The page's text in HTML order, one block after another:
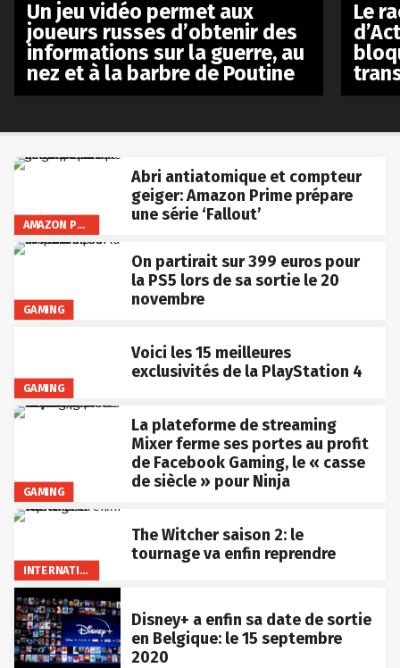
AMAZON PRIME VIDEO
Abri antiatomique et compteur
geiger: Amazon Prime prépare
une série ‘Fallout’
GAMING
On partirait sur 399 euros pour
la PS5 lors de sa sortie le 20
novembre
GAMING
Voici les 15 meilleures
exclusivités de la PlayStation 4
GAMING
La plateforme de streaming
Mixer ferme ses portes au profit
de Facebook Gaming, le « casse
de siècle » pour Ninja
INTERNATIONAL
The Witcher saison 2: le
tournage va enfin reprendre
Disney+ a enfin sa date de sortie
en Belgique: le 15 septembre
2020
Un jeu vidéo permet aux
joueurs russes d’obtenir des
informations sur la guerre, au
nez et à la barbre de Poutine
Le